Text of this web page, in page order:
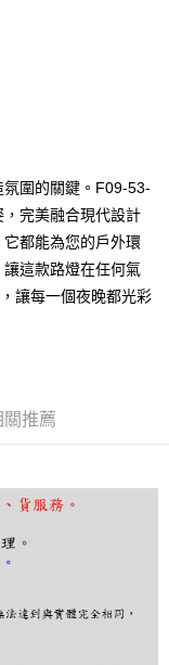
帳。
結，可透過四大超商／
成。
，需透過AFTEE先享
顯示為準，若有關於
繫「AFTEE先享後付
圍的關鍵。F09-53-
完美融合現代設計
都能為您的戶外環
這款路燈在任何氣
讓每一個夜晚都光彩
關推薦